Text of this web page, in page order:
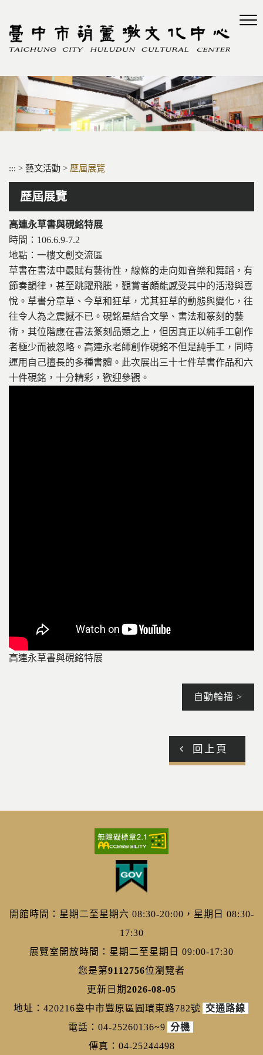
區
::: > 藝文活動 > 歷屆展覽
歷屆展覽
高連永草書與硯銘特展
時間：106.6.9-7.2
地點：一樓文創交流區
草書在書法中最賦有藝術性，線條的走向如音樂和舞蹈，有
節奏韻律，甚至跳躍飛騰，觀賞者頗能感受其中的活潑與喜
悅。草書分章草、今草和狂草，尤其狂草的動態與變化，往
往令人為之震撼不已。硯銘是結合文學、書法和篆刻的藝
術，其位階應在書法篆刻品類之上，但因真正以純手工創作
者極少而被忽略。高連永老師創作硯銘不但是純手工，同時
運用自己擅長的多種書體。此次展出三十七件草書作品和六
十件硯銘，十分精彩，歡迎參觀。
高連永草書與硯銘特展
自動輪播 >
回上頁
開館時間：星期二至星期六 08:30-20:00，星期日 08:30-
17:30
展覽室開放時間：星期二至星期日 09:00-17:30
您是第9112756位瀏覽者
更新日期2026-08-05
地址：420216臺中市豐原區圓環東路782號 交通路線
電話：04-25260136~9 分機
傳真：04-25244498